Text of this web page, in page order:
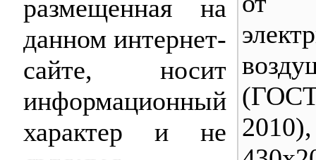
размещенная на
данном интернет-
сайте, носит
информационный
характер и не